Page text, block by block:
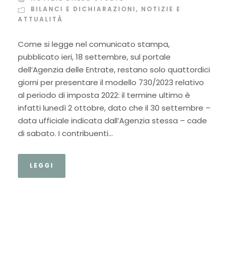
BILANCI E DICHIARAZIONI, NOTIZIE E
ATTUALITÀ
Come si legge nel comunicato stampa,
pubblicato ieri, 18 settembre, sul portale
dell’Agenzia delle Entrate, restano solo quattordici
giorni per presentare il modello 730/2023 relativo
al periodo di imposta 2022: il termine ultimo è
infatti lunedì 2 ottobre, dato che il 30 settembre –
data ufficiale indicata dall’Agenzia stessa – cade
di sabato. I contribuenti...
LEGGI